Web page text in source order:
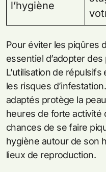
l’hygiène
Pour éviter les piqûres
essentiel d’adopter
L’utilisation de
les risques
adaptés protège la
heures de forte activité
chances de se faire
hygiène autour de son
lieux de reproduction.